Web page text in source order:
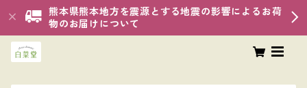
熊本県熊本地方を震源とする地震の影響によるお荷
物のお届けについて